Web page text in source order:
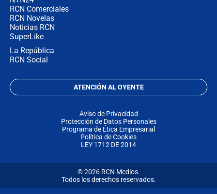
RCN Comerciales
RCN Novelas
Noticias RCN
SuperLike
La República
RCN Social
ATENCIÓN AL OYENTE
Aviso de Privacidad
Protección de Datos Personales
Programa de Ética Empresarial
Política de Cookies
LEY 1712 DE 2014
© 2026 RCN Medios.
Todos los derechos reservados.